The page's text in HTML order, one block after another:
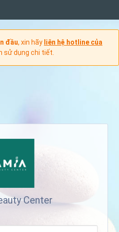
đầu, xin hãy liên hệ hotline của
sử dụng chi tiết.
Center